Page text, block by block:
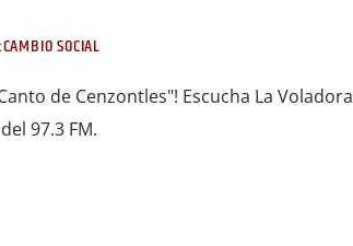
CAMBIO SOCIAL
de Cenzontles"! Escucha La Voladora
97.3 FM.